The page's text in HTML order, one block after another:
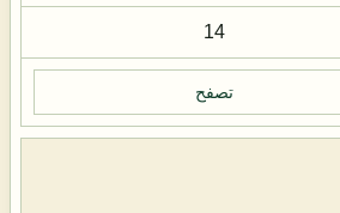
14
تصفح